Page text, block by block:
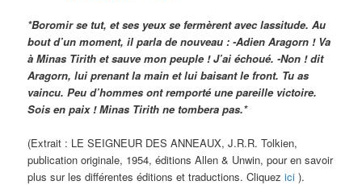
*Boromir se tut, et ses yeux se fermèrent avec lassitude. Au
bout d’un moment, il parla de nouveau : -Adien Aragorn ! Va
à Minas Tirith et sauve mon peuple ! J’ai échoué. -Non ! dit
Aragorn, lui prenant la main et lui baisant le front. Tu as
vaincu. Peu d’hommes ont remporté une pareille victoire.
Sois en paix ! Minas Tirith ne tombera pas.*
(Extrait : LE SEIGNEUR DES ANNEAUX, J.R.R. Tolkien,
publication originale, 1954, éditions Allen & Unwin, pour en savoir
plus sur les différentes éditions et traductions. Cliquezici ).